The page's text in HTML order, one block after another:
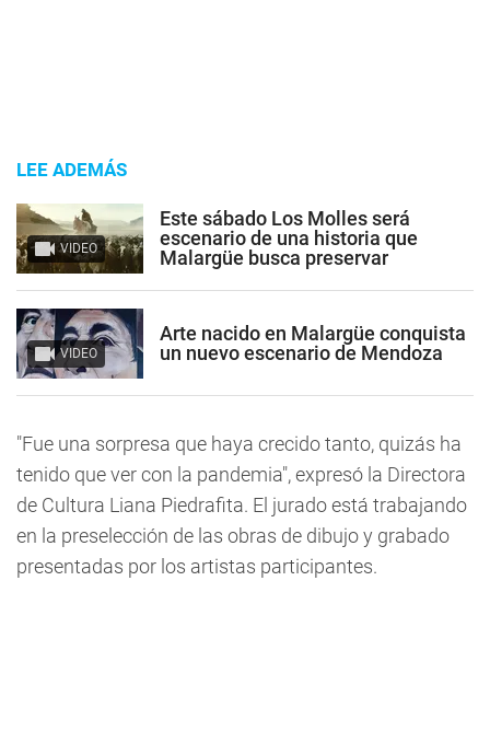
LEE ADEMÁS
VIDEO
Este sábado Los Molles será
escenario de una historia que
Malargüe busca preservar
VIDEO
Arte nacido en Malargüe conquista
un nuevo escenario de Mendoza
"Fue una sorpresa que haya crecido tanto, quizás ha
tenido que ver con la pandemia", expresó la Directora
de Cultura Liana Piedrafita. El jurado está trabajando
en la preselección de las obras de dibujo y grabado
presentadas por los artistas participantes.